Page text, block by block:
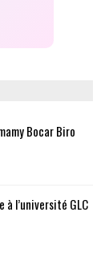
Bocar Biro
l’université GLC